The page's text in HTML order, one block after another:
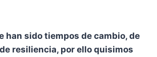
han sido tiempos de cambio, de
resiliencia, por ello quisimos